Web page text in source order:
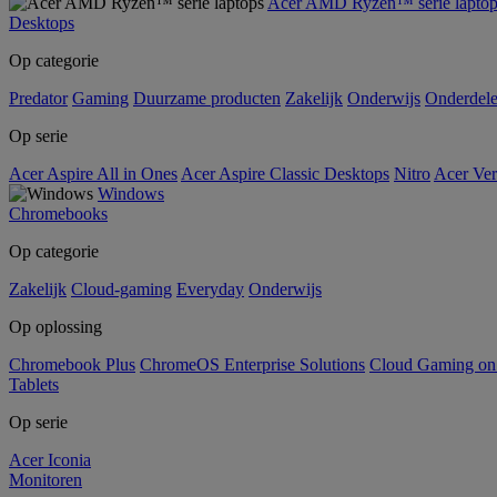
Desktops
Op categorie
Predator Gaming Duurzame producten Zakelijk Onderwijs
Op serie
Acer Aspire All in Ones Acer Aspire Classic Desktops Nitro Acer
Windows
Chromebooks
Op categorie
Zakelijk Cloud-gaming Everyday Onderwijs
Op oplossing
Chromebook Plus ChromeOS Enterprise Solutions Cloud Gaming
Tablets
Op serie
Acer Iconia
Monitoren